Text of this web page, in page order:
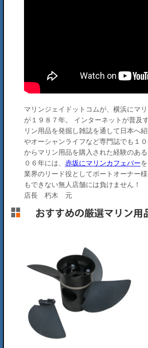
マリンジェイドットコムが、横浜にマ
が１９８７年。 インターネットが普及
リン用品を発掘し雑誌を通して日本へ
やオーシャンライフなど専門誌でも１
からマリン用品を購入された経験のあ
０６年には、 赤坂にマリンカフェバー
業界のリード役としてボートオーナー
もできない無人店舗には負けません！
店長 朽木 元